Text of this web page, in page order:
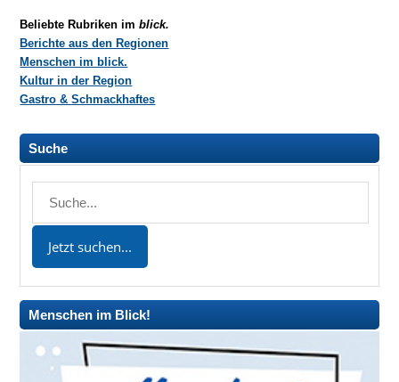
Beliebte Rubriken im blick.
Berichte aus den Regionen
Menschen im blick.
Kultur in der Region
Gastro & Schmackhaftes
Suche
Menschen im Blick!